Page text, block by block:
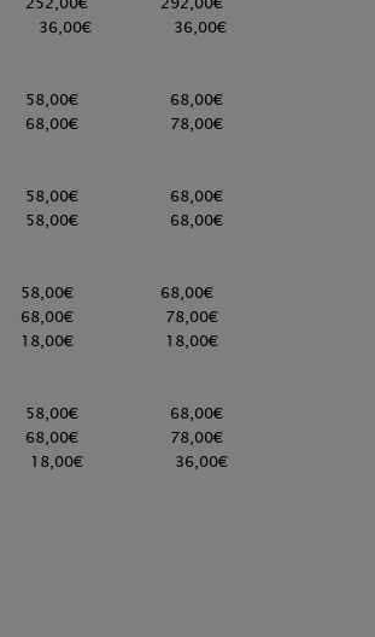
36,00€
68,00€
78,00€
68,00€
68,00€
68,00€
78,00€
18,00€
68,00€
78,00€
36,00€